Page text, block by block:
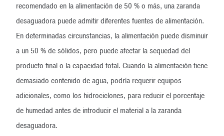
recomendado en la alimentación de 50 % o más, una zaranda
desaguadora puede admitir diferentes fuentes de alimentación.
En determinadas circunstancias, la alimentación puede disminuir
a un 50 % de sólidos, pero puede afectar la sequedad del
producto final o la capacidad total. Cuando la alimentación tiene
demasiado contenido de agua, podría requerir equipos
adicionales, como los hidrociclones, para reducir el porcentaje
de humedad antes de introducir el material a la zaranda
desaguadora.